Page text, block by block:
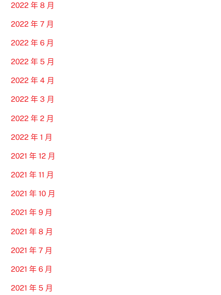
2022 年 8 月
2022 年 7 月
2022 年 6 月
2022 年 5 月
2022 年 4 月
2022 年 3 月
2022 年 2 月
2022 年 1 月
2021 年 12 月
2021 年 11 月
2021 年 10 月
2021 年 9 月
2021 年 8 月
2021 年 7 月
2021 年 6 月
2021 年 5 月